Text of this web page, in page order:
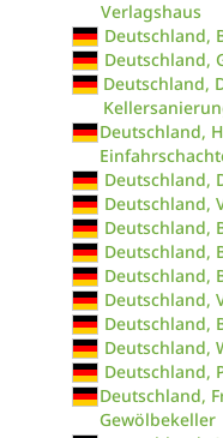
Verlagshaus
Deutschland,
Deutschland,
Deutschland,
Deutschland,
Deutschland,
Deutschland,
Deutschland,
Deutschland,
Deutschland,
Deutschland,
Deutschland,
Deutschland,
Deutschland,
Deutschland,
Gewölbekeller